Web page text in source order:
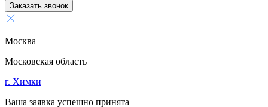
Заказать звонок
Москва
Московская область
г. Химки
Ваша заявка успешно принята